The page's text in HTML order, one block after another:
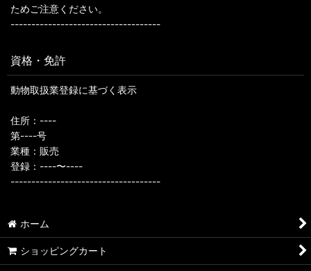
ためご注意ください。
------------------------------------
資格・免許
動物取扱業登録に基づく表示
住所：----
第----号
業種：販売
登録：----〜----
------------------------------------
ホーム
ショッピングカート